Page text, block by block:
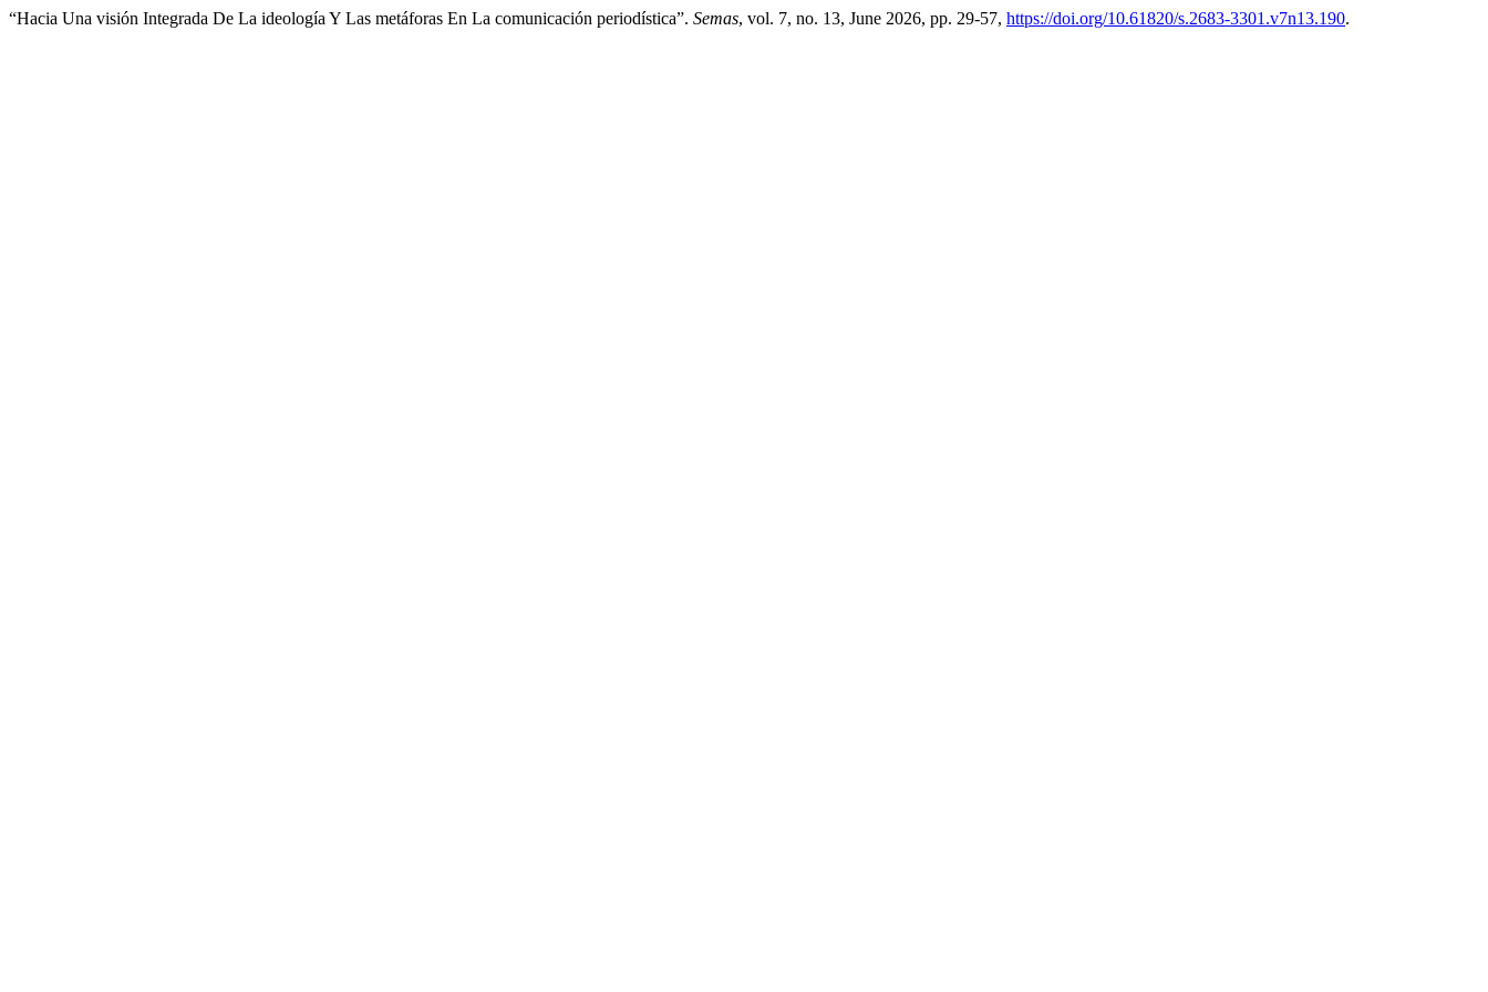
“Hacia Una visión Integrada De La ideología Y Las metáforas En La comunicación periodística”. Semas, vol. 7, no. 13, June 2026, pp. 29-57, https://doi.org/10.61820/s.2683-3301.v7n13.190.